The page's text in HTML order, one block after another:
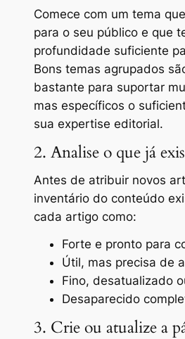
Comece com um tema
para o seu público e que
profundidade suficiente
Bons temas agrupados
bastante para suportar
mas específicos o
sua expertise editorial.
2. Analise o que já
Antes de atribuir novos
inventário do conteúdo
cada artigo como:
Forte e pronto para
Útil, mas precisa de
Fino, desatualizado
Desaparecido
3. Crie ou atualize a